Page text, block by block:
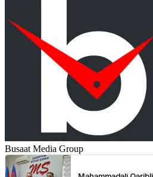
Busaat Media Group